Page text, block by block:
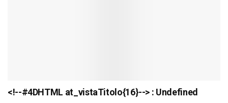
<!--#4DHTML at_vistaTitolo{16}--> : Undefined